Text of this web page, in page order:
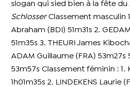
slogan qui sied bien à la fête du
SchlosserClassement masculin
Abraham (BDI) 51m31s 2.
51m35s 3. THEURI James
ADAM Guillaume (FRA) 53m27s
53m57s Classement féminin : 1.
1h01m35s 2. LINDEKENS Laurie